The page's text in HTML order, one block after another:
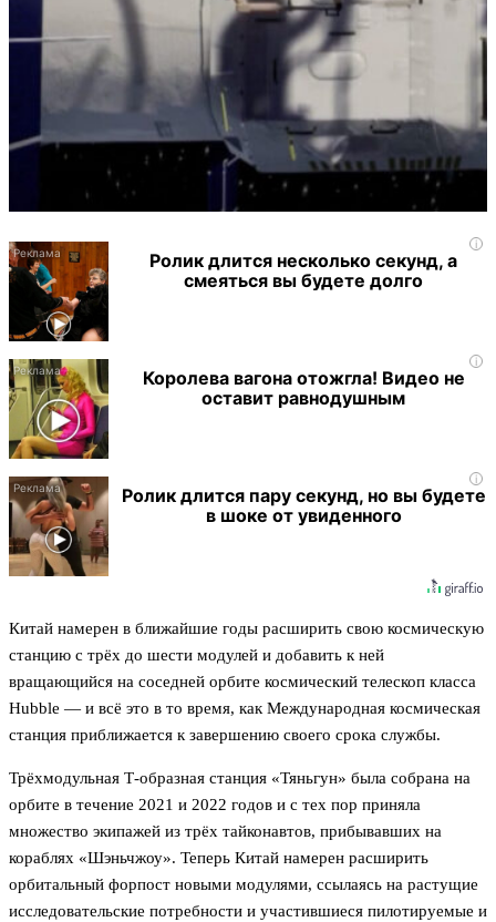
i
Ролик длится несколько секунд, а
смеяться вы будете долго
i
Королева вагона отожгла! Видео не
оставит равнодушным
i
Ролик длится пару секунд, но вы будете
в шоке от увиденного
Китай намерен в ближайшие годы расширить свою космическую
станцию с трёх до шести модулей и добавить к ней
вращающийся на соседней орбите космический телескоп класса
Hubble — и всё это в то время, как Международная космическая
станция приближается к завершению своего срока службы.
Трёхмодульная Т-образная станция «Тяньгун» была собрана на
орбите в течение 2021 и 2022 годов и с тех пор приняла
множество экипажей из трёх тайконавтов, прибывавших на
кораблях «Шэньчжоу». Теперь Китай намерен расширить
орбитальный форпост новыми модулями, ссылаясь на растущие
исследовательские потребности и участившиеся пилотируемые и